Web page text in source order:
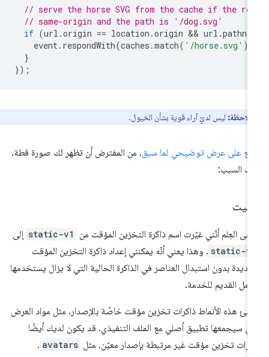
// serve the horse SVG from the cache if the
// same-origin and the path is '/dog.svg'
if ( url.origin == location.origin && url.
event.respondWith(caches.match('/horse.svg'
ملاحظة:ليس لديّ آراء قوية بشأن الخيول.
على عرض توضيحي لما سبق. من المفترض أن تظهر لك صورة قطة.
السبب:
العِلم أنّني غيّرت اسم ذاكرة التخزين المؤقت من static-v1 إلى
static- . وهذا يعني أنّه يمكنني إعداد ذاكرة التخزين المؤقت
بدون استبدال العناصر في الذاكرة الحالية التي لا يزال يستخدمها
القديم للخدمة.
هذه الأنماط ذاكرات تخزين مؤقت خاصّة بالإصدار، مثل مواد العرض
سيجمعها تطبيق أصلي مع الملف التنفيذي. قد يكون لديك أيضًا
تخزين مؤقت غير مرتبطة بإصدار معيّن، مثل avatars
.